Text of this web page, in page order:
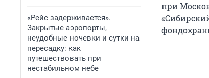
«Рейс задерживается».
Закрытые аэропорты,
неудобные ночевки и сутки на
пересадку: как
путешествовать при
нестабильном небе
при